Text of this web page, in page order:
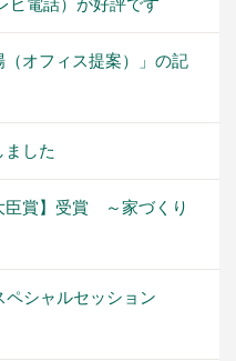
ビ電話）が好評です
オフィス提案）」の記
した
臣賞】受賞 ～家づくり
ペシャルセッション